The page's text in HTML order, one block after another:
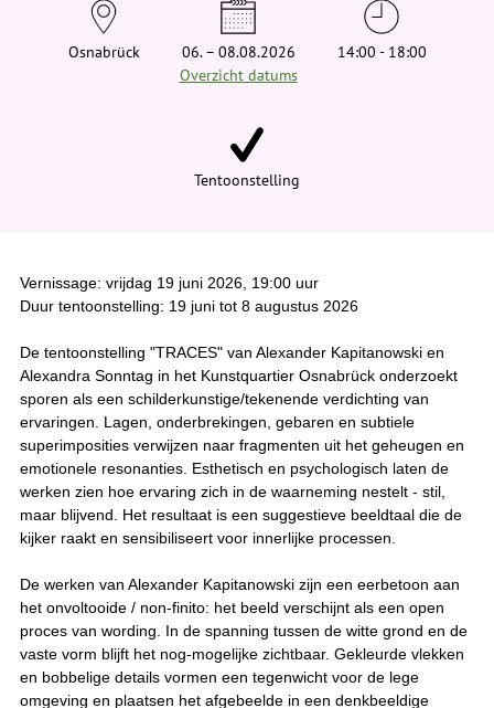
Osnabrück
06. – 08.08.2026
Overzicht datums
14:00 - 18:00
Tentoonstelling
Vernissage: vrijdag 19 juni 2026, 19:00 uur
Duur tentoonstelling: 19 juni tot 8 augustus 2026
De tentoonstelling "TRACES" van Alexander Kapitanowski en
Alexandra Sonntag in het Kunstquartier Osnabrück onderzoekt
sporen als een schilderkunstige/tekenende verdichting van
ervaringen. Lagen, onderbrekingen, gebaren en subtiele
superimposities verwijzen naar fragmenten uit het geheugen en
emotionele resonanties. Esthetisch en psychologisch laten de
werken zien hoe ervaring zich in de waarneming nestelt - stil,
maar blijvend. Het resultaat is een suggestieve beeldtaal die de
kijker raakt en sensibiliseert voor innerlijke processen.
De werken van Alexander Kapitanowski zijn een eerbetoon aan
het onvoltooide / non-finito: het beeld verschijnt als een open
proces van wording. In de spanning tussen de witte grond en de
vaste vorm blijft het nog-mogelijke zichtbaar. Gekleurde vlekken
en bobbelige details vormen een tegenwicht voor de lege
omgeving en plaatsen het afgebeelde in een denkbeeldige